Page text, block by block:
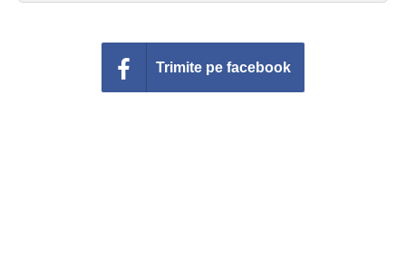
Conecteaza-te
Trimite pe facebook